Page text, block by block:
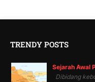
TRENDY POSTS
Sejarah Awal
Dibidang